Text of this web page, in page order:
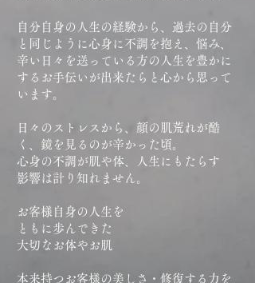
自分自身の人生の経験から、過去の自分
と同じように心身に不調を抱え、悩み、
辛い日々を送っている方の人生を豊かに
するお手伝いが出来たらと心から 思って
います。
日々のストレスから、顔の肌荒れが酷
く、鏡を見るのが辛かった頃。
心身の不調が肌や体、人生にもたらす
影響は 計り知れません。
お客様自身の人生を
ともに歩んできた
大切なお体やお肌
本来持つお客様の美しさ・修復する力を